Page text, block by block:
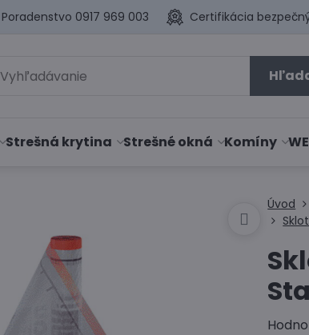
Poradenstvo 0917 969 003 Certifikácia
Strešná krytina Strešné okná Komíny
Úvod